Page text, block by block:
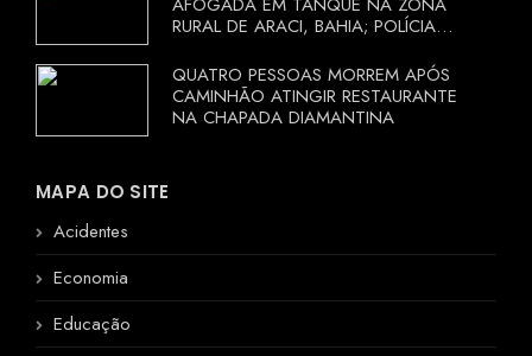
AFOGADA EM TANQUE NA ZONA
RURAL DE ARACI, BAHIA; POLÍCIA
QUATRO PESSOAS MORREM APÓS
CAMINHÃO ATINGIR RESTAURANTE
NA CHAPADA DIAMANTINA
MAPA DO SITE
Acidentes
Economia
Educação